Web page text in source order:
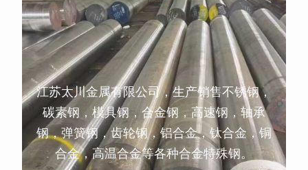
江苏太川金属有限公司，生产销售不锈钢，
碳素钢，模具钢，合金钢，高速钢，轴承
钢，弹簧钢，齿轮钢，铝合金，钛合金，铜
合金，高温合金等各种合金特殊钢。